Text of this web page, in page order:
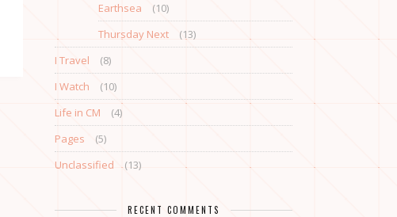
Earthsea
(10)
Thursday Next
(13)
I Travel
(8)
I Watch
(10)
Life in CM
(4)
Pages
(5)
Unclassified
(13)
RECENT COMMENTS